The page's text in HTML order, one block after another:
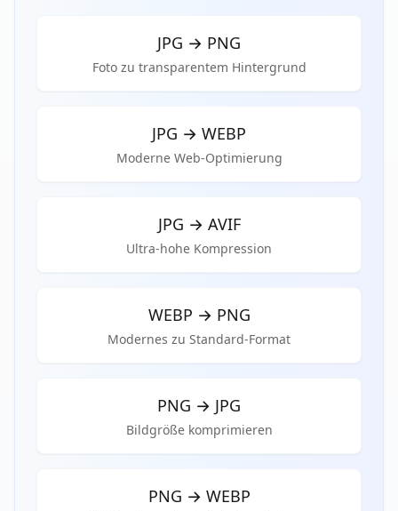
JPG → PNG
Foto zu transparentem Hintergrund
JPG → WEBP
Moderne Web-Optimierung
JPG → AVIF
Ultra-hohe Kompression
WEBP → PNG
Modernes zu Standard-Format
PNG → JPG
Bildgröße komprimieren
PNG → WEBP